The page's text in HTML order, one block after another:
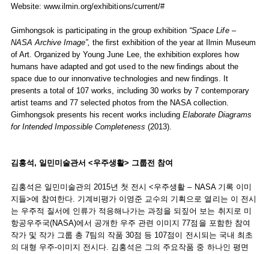
Website: www.ilmin.org/exhibitions/current/#
Gimhongsok is participating in the group exhibition “Space Life –
NASA Archive Image”, the first exhibition of the year at Ilmin Museum
of Art. Organized by Young June Lee, the exhibition explores how
humans have adapted and got used to the new findings about the
space due to our innonvative technologies and new findings. It
presents a total of 107 works, including 30 works by 7 contemporary
artist teams and 77 selected photos from the NASA collection.
Gimhongsok presents his recent works includingElaborate Diagrams
for Intended Impossible Completeness (2013).
김홍석, 일민미술관서 <우주생활> 그룹전 참여
김홍석은 일민미술관의 2015년 첫 전시 <우주생활 – NASA 기록 이미
지들>에 참여한다. 기계비평가 이영준 교수의 기획으로 열리는 이 전시
는 우주적 질서에 인류가 적응해나가는 과정을 되짚어 보는 취지로 미
항공우주국(NASA)에서 공개한 우주 관련 이미지 77점을 포함한 참여
작가 및 작가 그룹 총 7팀의 작품 30점 등 107점이 전시되는 국내 최초
의 대형 우주-이미지 전시다. 김홍석은 그의 주요작품 중 하나인 평면